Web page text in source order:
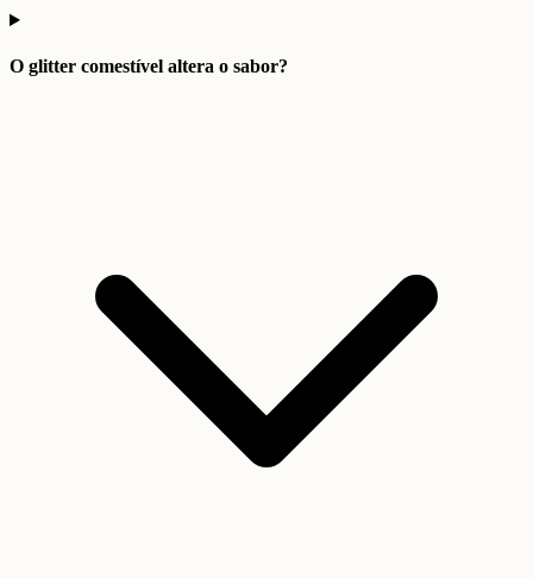
O glitter comestível altera o sabor?